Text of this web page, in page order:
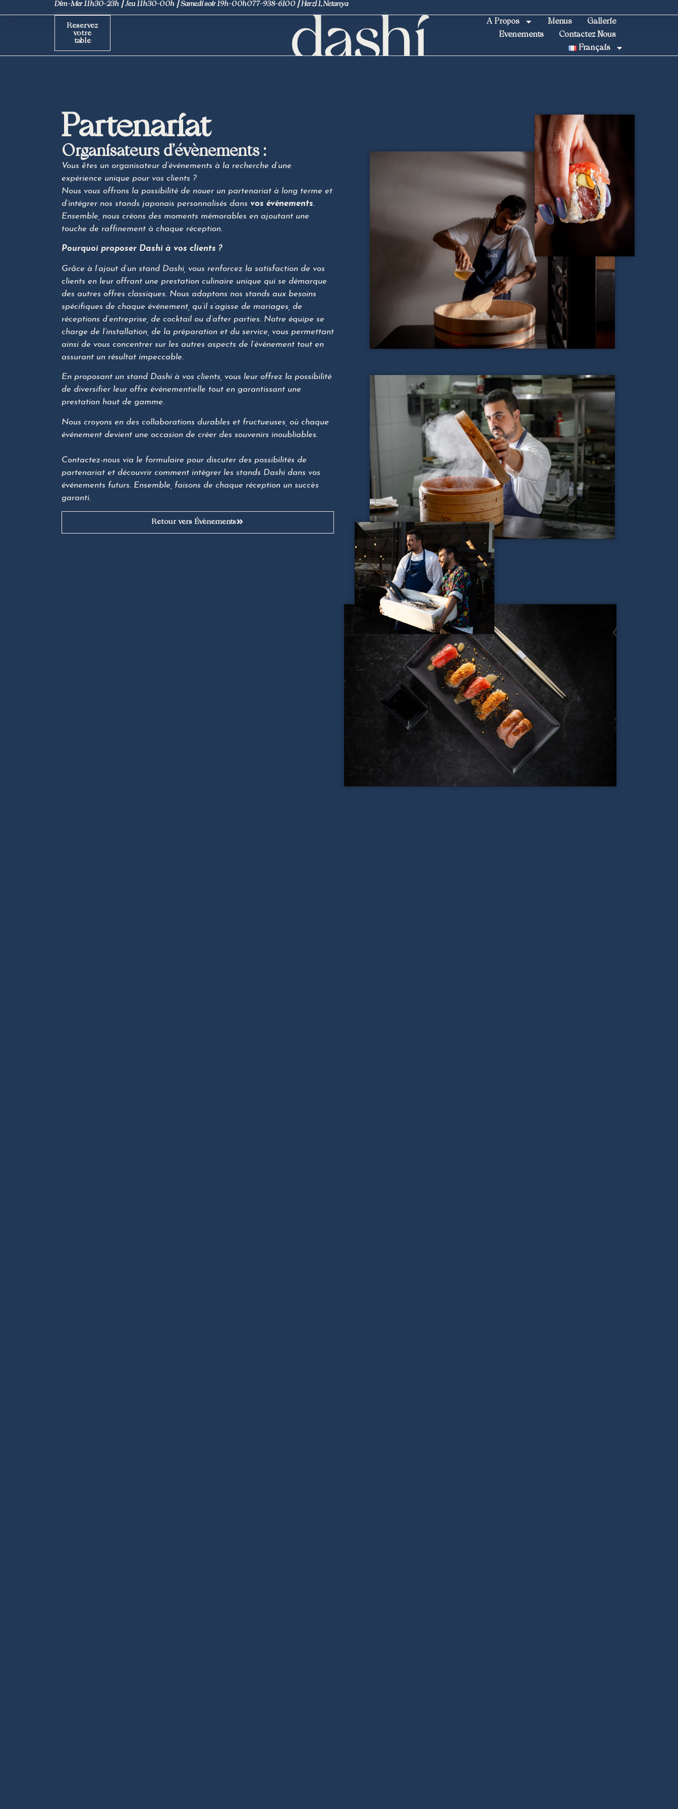
Dim-Mer 11h30-23h ⎮ Jeu 11h30-00h ⎮ Samedi soir 19h-00h077-938-6100 ⎮ Herzl 1, Netanya
Reservez
votre
table
A Propos Menus
Gallerie
Evenements
Contactez Nous
Français
Partenariat
Organisateurs d’évènements :
Vous êtes un organisateur d’événements à la recherche d’une
expérience unique pour vos clients ?
Nous vous offrons la possibilité de nouer un partenariat à long terme et
d’intégrer nos stands japonais personnalisés dans vos événements.
Ensemble, nous créons des moments mémorables en ajoutant une
touche de raffinement à chaque réception.
Pourquoi proposer Dashi à vos clients ?
Grâce à l’ajout d’un stand Dashi, vous renforcez la satisfaction de vos
clients en leur offrant une prestation culinaire unique qui se démarque
des autres offres classiques. Nous adaptons nos stands aux besoins
spécifiques de chaque événement, qu’il s’agisse de mariages, de
réceptions d’entreprise, de cocktail ou d’after parties. Notre équipe se
charge de l’installation, de la préparation et du service, vous permettant
ainsi de vous concentrer sur les autres aspects de l’événement tout en
assurant un résultat impeccable.
En proposant un stand Dashi à vos clients, vous leur offrez la possibilité
de diversifier leur offre événementielle tout en garantissant une
prestation haut de gamme.
Nous croyons en des collaborations durables et fructueuses, où chaque
événement devient une occasion de créer des souvenirs inoubliables.
Contactez-nous via le formulaire pour discuter des possibilités de
partenariat et découvrir comment intégrer les stands Dashi dans vos
événements futurs. Ensemble, faisons de chaque réception un succès
garanti.
Retour vers Évènements